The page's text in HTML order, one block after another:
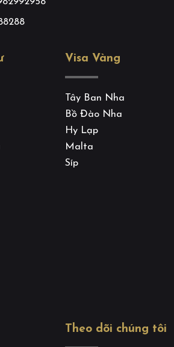
Visa Vàng
Tây Ban Nha
Bồ Đào Nha
Hy Lạp
Malta
Síp
Theo dõi chúng tôi